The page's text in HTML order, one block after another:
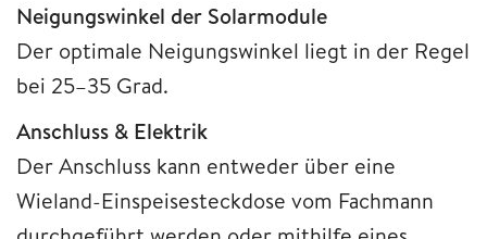
Neigungswinkel der Solarmodule
Der optimale Neigungswinkel liegt in der Regel
bei 25–35 Grad.
Anschluss & Elektrik
Der Anschluss kann entweder über eine
Wieland-Einspeisesteckdose vom Fachmann